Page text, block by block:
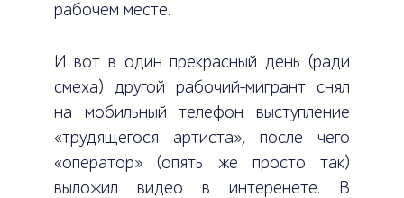
рабочем месте.
И вот в один прекрасный день (ради
смеха) другой рабочий-мигрант снял
на мобильный телефон выступление
«трудящегося артиста», после чего
«оператор» (опять же просто так)
выложил видео в интеренете. В